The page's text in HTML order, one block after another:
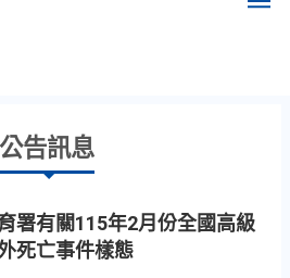
公告訊息
署有關115年2月份全國高級
死亡事件樣態